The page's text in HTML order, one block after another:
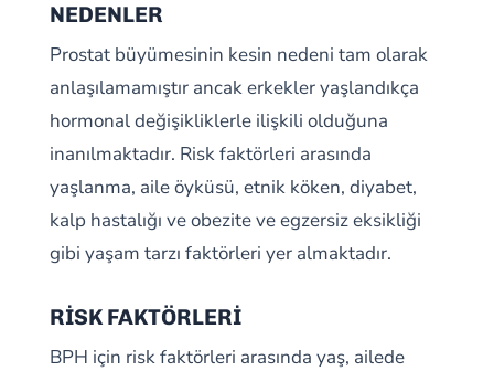
NEDENLER
Prostat büyümesinin kesin nedeni tam olarak
anlaşılamamıştır ancak erkekler yaşlandıkça
hormonal değişikliklerle ilişkili olduğuna
inanılmaktadır. Risk faktörleri arasında
yaşlanma, aile öyküsü, etnik köken, diyabet,
kalp hastalığı ve obezite ve egzersiz eksikliği
gibi yaşam tarzı faktörleri yer almaktadır.
RİSK FAKTÖRLERİ
BPH için risk faktörleri arasında yaş, ailede